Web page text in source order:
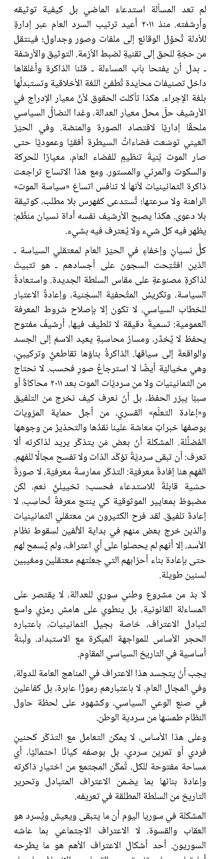
لم تعد المسألة استدعاءَ الماضي بل كيفية توثيقه
وأرشفته. منذ ٢٠١١ أُعيد ترتيب السرد العام عبر إدارةٍ
للأدلة تُحوِّل الوقائع إلى ملفات وصور وجداول؛ فينتقل
من حجّةٍ للحق إلى تقنيةٍ لضبط الأزمة. التوثيق والأرشفة
ـ بدل أن يفتحا باب المساءلة ـ قنَّنا الذاكرة وأغلقاها
داخل تصنيفات محايدة تُطفئ اللغة الأخلاقية وتستبدلُها
بلغة الإجراء. هكذا تآكلت الحقوق لأنَّ معيار الإدراج في
الأرشيف حلّ محل معيار العدالة، وغدا النضالُ السياسي
ملحقًا إداريًا لاقتصاد الصورة والمنصّة. وفي الحيّز
العيني توسّعت فضاءاتُ السيطرة أفقيًا وعموديًا حتى
صار الموت بُنيةَ تنظيمٍ للفضاء العام، معيارًا للحركة
والسكوت والمرئي والمستور. ومع هذا الاتساع تراجعت
ذاكرة الثمانينيات لأنها لا تنافس اتساعَ «سياسة الموت»
الراهنة ولا سرعتها؛ تُستدعى كفهرس بلا مطلب، كوثيقة
بلا دعوى. هكذا يصبح الأرشيف نفسه أداة نسيان منظّم:
يظهر فيه كل شيء ولا يُعترف فيه بشيء.
كلُّ نسيانٍ وإخفاءٍ في الحيّز العام لمعتقلي السياسة ـ
الذين افتُتِحت السجون على أجسادهم ـ هو تثبيتٌ
لذاكرةٍ مصنوعةٍ على مقاس السلطة الجديدة. واستعادةُ
السياسة، وتكريسُ المتَْحفيّة السجْنية، وإعادةُ الاعتبار
للخطاب السياسي، لا تكون إلا بإصلاح شروط المعرفة
العمومية: تسميةٌ دقيقة لا تلطيف فيها، أرشيفٌ مفتوح
يحفظ لا يُخدِّر، ومسارُ محاسبةٍ يعيد الاسمَ إلى الجسد
والواقعةَ إلى سياقها. الذاكرةُ بناؤها تقاطعيٌّ وتركيبيّ،
وهي مخياليّة أيضًا لا استرجاعُ صورٍ فحسب. لا نحتاج
من الثمانينيات ولا من سرديّات الموت بعد ٢٠١١ محاكاةً أو
سببًا يبرّر الحفظ، بل أنْ نعرف كيف نخرج من التلفيق
و«إعادة التعلّم» القسري، من أجل حماية المرْويات
بوصفها خبراتٍ معاشة علينا نقدُها والتحذيرُ من وجوهها
المُضلِّلة. المشكلة أنّ بعض مَن يتذكّر يريد لذاكرته ألا
تعرف: أن تبقى سرديّةً تؤكّد الذات ولا تفسح مجالًا للفهم.
الفهم هنا إفادةٌ معرفيّة: التذكّر ممارسةٌ معرفيّة، لا صورةٌ
حسّية قابلةٌ للاستدعاء فحسب؛ تخييليٌّ نعم، لكن
مضبوطٌ بمعايير الموثوقيّة كي ينتج معرفةً تُحاسِب، لا
إعادةَ تلفيق. لقد فرح الكثيرون من معتقلي الثمانينيات
والذين خرج بعض منهم في بداية الألفين لسقوط نظام
الأسد، إلا أنهم لم يحصلوا على أي اعتراف، ولم يُسمح لهم
حتى بإعادة بناء أحزابهم التي جعلتهم معتقلين ومغيبين
لسنين طويلة.
لا بدّ من مشروع وطني سوري للعدالة، لا يقتصر على
المساءلة القانونية، بل ينطوي على هامش رمزي واسع
لتبادل الاعتراف، خاصة بجيل الثمانينيات، باعتباره
الحجر الأساس للمواجهة المبكرة مع الاستبداد، ولَبنةً
أساسية في التاريخ السياسي المقاوِم.
يجب أنْ يتجسد هذا الاعتراف في المناهج العامة للدولة،
وفي المجال العام، لا باعتبارهم رموزًا عابرة، بل كفاعلين
في صنع الوعي السياسي، وكشهود على لحظة حاول
النظام طمسَها من سردية الوطن.
وعلى هذا الأساس، لا يمكن التعامل مع التذكّر كحنينٍ
فردي أو تمرين سردي، بل بوصفه كيانًا احتماليًا، أي
مساحة مفتوحة للكل، تُمكّن المجتمع من اختيار ذاكرته
وإعادة بنائها بما يضمن الاعتراف المتبادل وتحرير
التاريخ من السلطة المطلقة في تعريفه.
المشكلة في سوريا اليوم أن ما يتبقى ويعيش ويُسرد هو
العقاب والقسوة، لا الاعتراف الاجتماعي بما عاشه
السوريون. أحد أشكال الاعتراف الأهم هو ما يطرحه